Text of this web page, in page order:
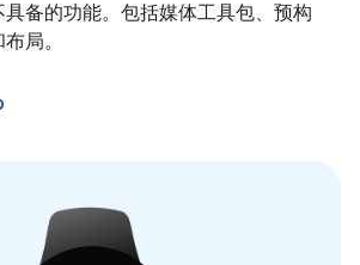
备的功能。包括媒体工具包、预构
局。